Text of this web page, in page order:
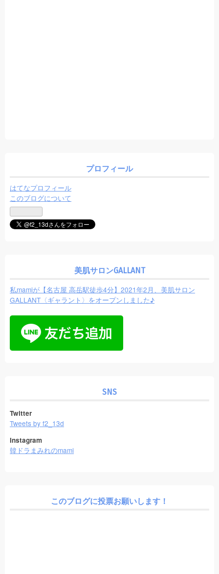
プロフィール
はてなプロフィール
このブログについて
美肌サロンGALLANT
私mamiが【名古屋 高岳駅徒歩4分】2021年2月、美肌サロン
GALLANT〈ギャラント〉をオープンしました♪
SNS
Twitter
Tweets by f2_13d
Instagram
韓ドラまみれのmami
このブログに投票お願いします！